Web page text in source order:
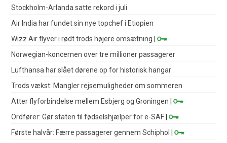
Stockholm-Arlanda satte rekord i juli
Air India har fundet sin nye topchef i Etiopien
Wizz Air flyver i rødt trods højere omsætning |
Norwegian-koncernen over tre millioner passagerer
Lufthansa har slået dørene op for historisk hangar
Trods vækst: Mangler rejsemuligheder om sommeren
Atter flyforbindelse mellem Esbjerg og Groningen |
Ordfører: Gør staten til fødselshjælper for e-SAF|
Første halvår: Færre passagerer gennem Schiphol |